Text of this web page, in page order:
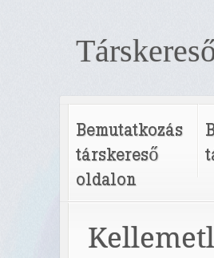
Bemutatkozás
társkereső
oldalon